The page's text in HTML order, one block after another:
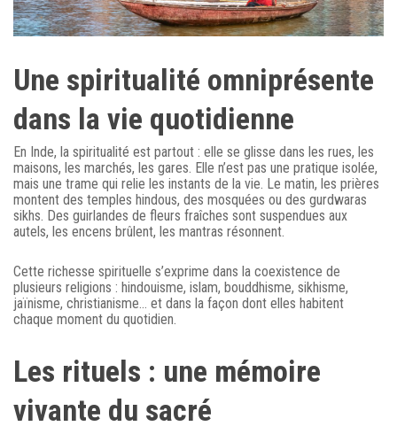
Une spiritualité omniprésente
dans la vie quotidienne
En Inde, la spiritualité est partout : elle se glisse dans les rues, les
maisons, les marchés, les gares. Elle n’est pas une pratique isolée,
mais une trame qui relie les instants de la vie. Le matin, les prières
montent des temples hindous, des mosquées ou des gurdwaras
sikhs. Des guirlandes de fleurs fraîches sont suspendues aux
autels, les encens brûlent, les mantras résonnent.
Cette richesse spirituelle s’exprime dans la coexistence de
plusieurs religions : hindouisme, islam, bouddhisme, sikhisme,
jaïnisme, christianisme… et dans la façon dont elles habitent
chaque moment du quotidien.
Les rituels : une mémoire
vivante du sacré